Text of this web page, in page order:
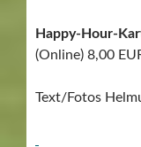
Happy-Hour-
(Online) 8,00
Text/Fotos